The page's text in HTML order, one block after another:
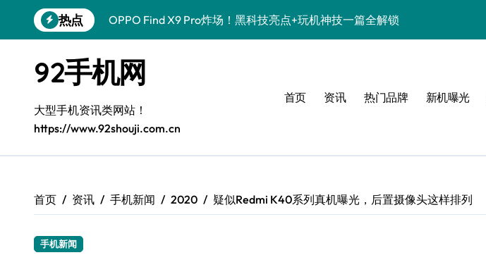
到
热点
OPPO Find X9 Pro炸场！黑科技亮点+玩机神技一篇全解锁
vivo S50 Pro mini来袭！小屏旗舰，潮人必备新宠速览！
REDMI K90炸场来袭！性能怪兽+黑科技配置全揭秘
荣耀ROBOT PHONE炸场！手机一握，智能资讯全收割！
华为nova 15 Ultra新功能炸场，潮人速领最新优惠！
三星Galaxy Z Fold7炸场！折叠屏黑科技一掌玩转未来！
92手机网
大型手机资讯类网站！
https://www.92shouji.com.cn
首页 资讯 热门品牌 新机曝光
首页 资讯 手机新闻 2020 疑似Redmi K40系列真机曝光，后置摄像头这样排列
手机新闻